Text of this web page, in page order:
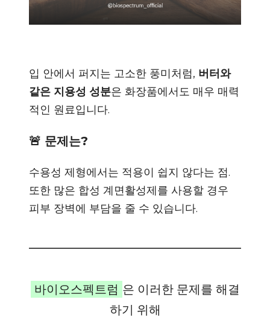
입 안에서 퍼지는 고소한 풍미처럼, 버터와
같은 지용성 성분은 화장품에서도 매우 매력
적인 원료입니다.
🚨 문제는?
수용성 제형에서는 적용이 쉽지 않다는 점.
또한 많은 합성 계면활성제를 사용할 경우
피부 장벽에 부담을 줄 수 있습니다.
바이오스펙트럼 은 이러한 문제를 해결
하기 위해